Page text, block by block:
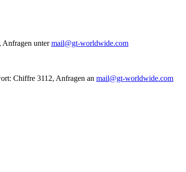
Anfragen untermail@gt-worldwide.com
Chiffre 3112, Anfragen an mail@gt-worldwide.com